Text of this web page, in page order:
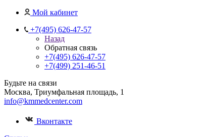
Мой кабинет
+7(495) 626-47-57
Назад
Обратная связь
+7(495) 626-47-57
+7(499) 251-46-51
Будьте на связи
Москва, Триумфальная площадь, 1
info@kmmedcenter.com
Вконтакте